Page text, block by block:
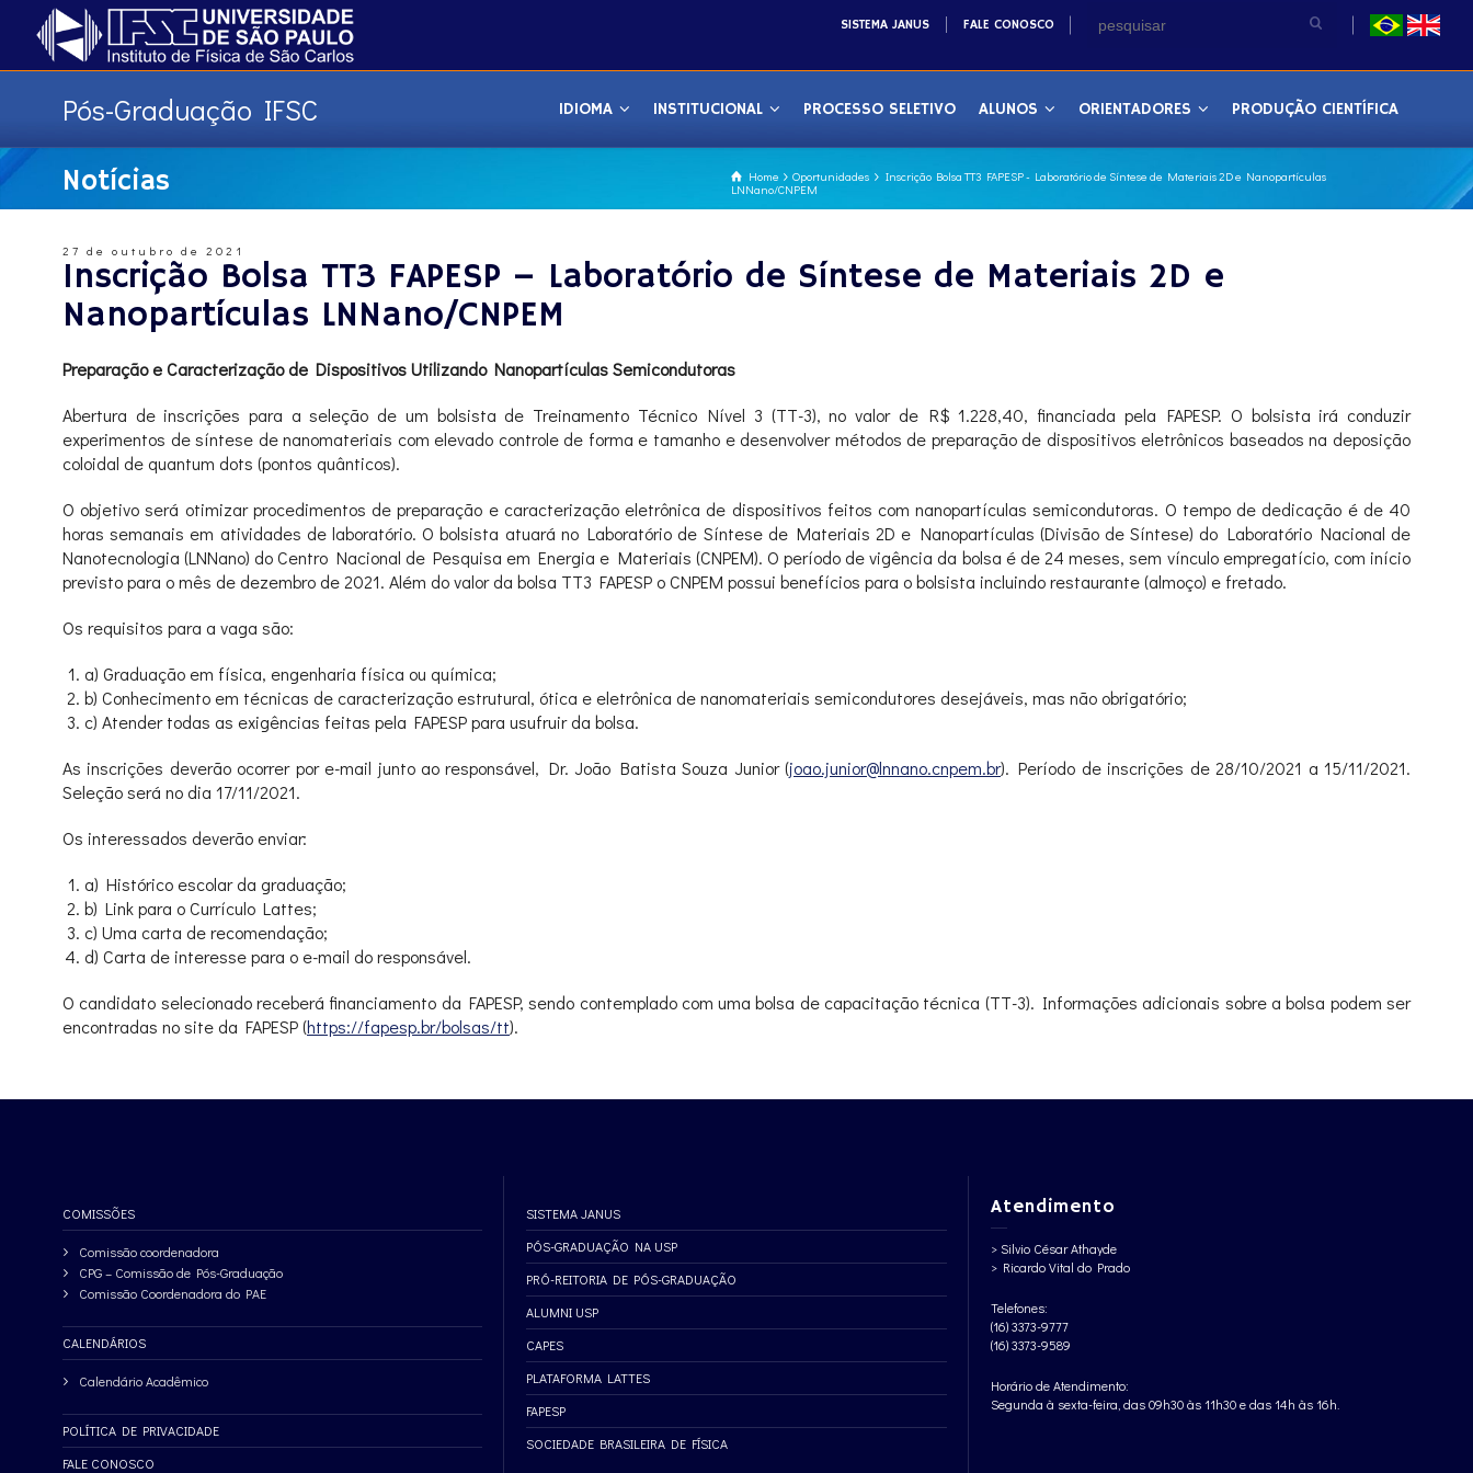
SISTEMA JANUS FALE CONOSCO
Pós-Graduação IFSC IDIOMA INSTITUCIONAL PROCESSO SELETIVO ALUNOS ORIENTADORES PRODUÇÃO CIENTÍFICA
Home Oportunidades
Inscrição Bolsa TT3 FAPESP - Laboratório de Síntese de Materiais 2D e Nanopartículas
LNNano/CNPEM
Notícias
27 de outubro de 2021
Inscrição Bolsa TT3 FAPESP – Laboratório de Síntese de Materiais 2D e
Nanopartículas LNNano/CNPEM
Preparação e Caracterização de Dispositivos Utilizando Nanopartículas Semicondutoras
Abertura de inscrições para a seleção de um bolsista de Treinamento Técnico Nível 3 (TT-3), no valor de R$ 1.228,40, financiada pela FAPESP. O bolsista irá conduzir
experimentos de síntese de nanomateriais com elevado controle de forma e tamanho e desenvolver métodos de preparação de dispositivos eletrônicos baseados na deposição
coloidal de quantum dots (pontos quânticos).
O objetivo será otimizar procedimentos de preparação e caracterização eletrônica de dispositivos feitos com nanopartículas semicondutoras. O tempo de dedicação é de 40
horas semanais em atividades de laboratório. O bolsista atuará no Laboratório de Síntese de Materiais 2D e Nanopartículas (Divisão de Síntese) do Laboratório Nacional de
Nanotecnologia (LNNano) do Centro Nacional de Pesquisa em Energia e Materiais (CNPEM). O período de vigência da bolsa é de 24 meses, sem vínculo empregatício, com início
previsto para o mês de dezembro de 2021. Além do valor da bolsa TT3 FAPESP o CNPEM possui benefícios para o bolsista incluindo restaurante (almoço) e fretado.
Os requisitos para a vaga são:
a) Graduação em física, engenharia física ou química;
b) Conhecimento em técnicas de caracterização estrutural, ótica e eletrônica de nanomateriais semicondutores desejáveis, mas não obrigatório;
c) Atender todas as exigências feitas pela FAPESP para usufruir da bolsa.
As inscrições deverão ocorrer por e-mail junto ao responsável, Dr. João Batista Souza Junior (joao.junior@lnnano.cnpem.br). Período de inscrições de 28/10/2021 a 15/11/2021.
Seleção será no dia 17/11/2021.
Os interessados deverão enviar:
a) Histórico escolar da graduação;
b) Link para o Currículo Lattes;
c) Uma carta de recomendação;
d) Carta de interesse para o e-mail do responsável.
O candidato selecionado receberá financiamento da FAPESP, sendo contemplado com uma bolsa de capacitação técnica (TT-3). Informações adicionais sobre a bolsa podem ser
encontradas no site da FAPESP (https://fapesp.br/bolsas/tt).
COMISSÕES
Comissão coordenadora
CPG – Comissão de Pós-Graduação
Comissão Coordenadora do PAE
CALENDÁRIOS
Calendário Acadêmico
POLÍTICA DE PRIVACIDADE
FALE CONOSCO
SISTEMA JANUS
PÓS-GRADUAÇÃO NA USP
PRÓ-REITORIA DE PÓS-GRADUAÇÃO
ALUMNI USP
CAPES
PLATAFORMA LATTES
FAPESP
SOCIEDADE BRASILEIRA DE FÍSICA
Atendimento
> Silvio César Athayde
> Ricardo Vital do Prado
Telefones:
(16) 3373-9777
(16) 3373-9589
Horário de Atendimento:
Segunda à sexta-feira, das 09h30 às 11h30 e das 14h às 16h.